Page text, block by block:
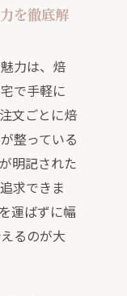
の選び方
イントと
た通販選
すべき品
見極め
を徹底解
力は、焙
で手軽に
文ごとに焙
整っている
明記された
求できま
運ばずに幅
るのが大